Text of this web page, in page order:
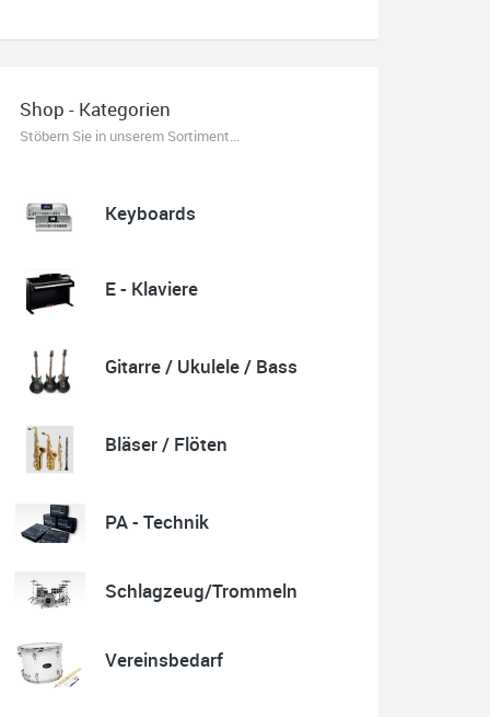
Habe mir heute eine E-Gitarre und einen Amp gekauft.
Erstklassige Beratung vom Chef. Hier fühlt man sich
aufgehoben. Finger weg vom Internet. Kauft beim
Fachmann zu guten Konditionen. Es zahlt sich aus.
Quelle: Google-Rezension
Korrespondenz, Kommunikation und Verkauf top.
Abholung der Ware reibungslos.
Sehr zu empfehlen....
auch nah!
Shop - Kategorien
Stöbern Sie in unserem Sortiment...
Keyboards
E - Klaviere
Gitarre / Ukulele / Bass
Bläser / Flöten
PA - Technik
Schlagzeug/Trommeln
Vereinsbedarf